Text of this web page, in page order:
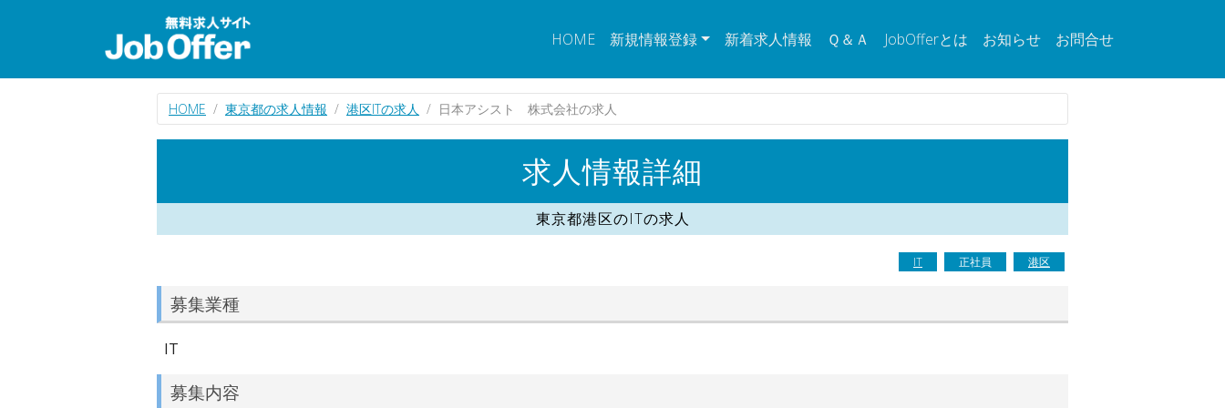
HOME 新規情報登録 新着求人情報 Ｑ＆Ａ JobOfferとは お知らせ お問合せ
HOME 東京都の求人情報 港区ITの求人 日本アシスト 株式会社の求人
求人情報詳細
東京都港区のITの求人
IT 正社員 港区
募集業種
IT
募集内容